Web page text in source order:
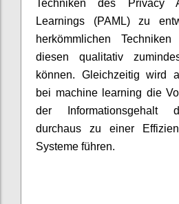
Techniken des Privacy
Learnings (PAML) zu
herkömmlichen
diesen qualitativ
können. Gleichzeitig wird
bei machine learning die
der Informationsgehalt
durchaus zu einer
Systeme führen.